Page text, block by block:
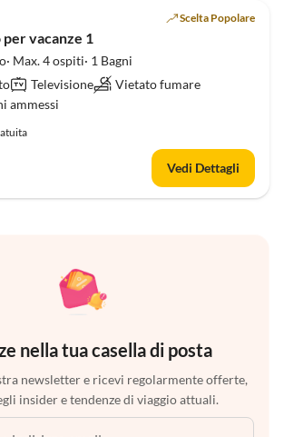
Scelta Popolare
vacanze 1
Max. 4 ospiti· 1 Bagni
Televisione
Vietato fumare
ammessi
Vedi Dettagli
nella tua casella di posta
newsletter e ricevi regolarmente offerte,
insider e tendenze di viaggio attuali.